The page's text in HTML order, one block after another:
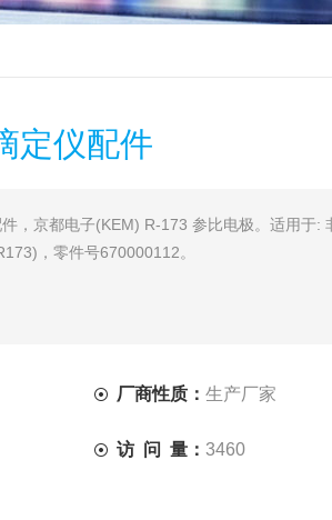
定仪配件
，京都电子(KEM) R-173 参比电极。适用于:
，零件号670000112。
厂商性质： 生产厂家
访 问 量： 3460